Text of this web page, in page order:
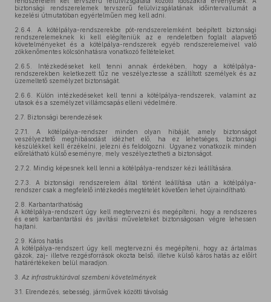
biztonsági rendszerelemek tervszerű felülvizsgálatának időintervallumát a
kezelési útmutatóban egyértelműen meg kell adni.
2.6.4.
A kötélpálya-rendszerekbe pót-rendszerelemként beépített biztonsági
rendszerelemeknek ki kell elégíteniük az e rendeletben foglalt alapvető
követelményeket és a kötélpálya-rendszerek egyéb rendszerelemeivel való
zökkenőmentes kölcsönhatásra vonatkozó feltételeket.
2.6.5.
Intézkedéseket kell tenni annak érdekében, hogy a kötélpálya-
rendszerekben keletkezett tűz ne veszélyeztesse a szállított személyek és az
üzemeltető személyzet biztonságát.
2.6.6.
Külön intézkedéseket kell tenni a kötélpálya-rendszerek, valamint az
utasok és a személyzet villámcsapás elleni védelmére.
2.7. Biztonsági berendezések
2.7.1.
A kötélpálya-rendszer minden olyan hibáját, amely biztonságot
veszélyeztető meghibásodást idézhet elő, ha ez lehetséges, biztonsági
készülékkel kell érzékelni, jelezni és feldolgozni. Ugyanez vonatkozik minden
előrelátható külső eseményre, mely veszélyeztetheti a biztonságot.
2.7.2.
Mindig képesnek kell lenni a kötélpálya-rendszer kézi leállítására.
2.7.3.
A biztonsági rendszerelem által történt leállítása után a kötélpálya-
rendszer csak a megfelelő intézkedés megtételét követően lehet újraindítható.
2.8.
Karbantarthatóság
A kötélpálya-rendszert úgy kell megtervezni és megépíteni, hogy a rendszeres
és eseti karbantartási és javítási műveleteket biztonságosan végre lehessen
hajtani.
2.9.
Káros hatás
A kötélpálya-rendszert úgy kell megtervezni és megépíteni, hogy az ártalmas
gázok, zaj- illetve rezgésforrások okozta belső, illetve külső káros hatás az előírt
határértékeken belül maradjon.
3. Az infrastruktúrával szembeni követelmények
3.1.
Elrendezés, sebesség, járművek közötti távolság